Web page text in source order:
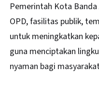
Pemerintah Kota
OPD, fasilitas publik,
untuk meningkatkan
guna menciptakan
nyaman bagi